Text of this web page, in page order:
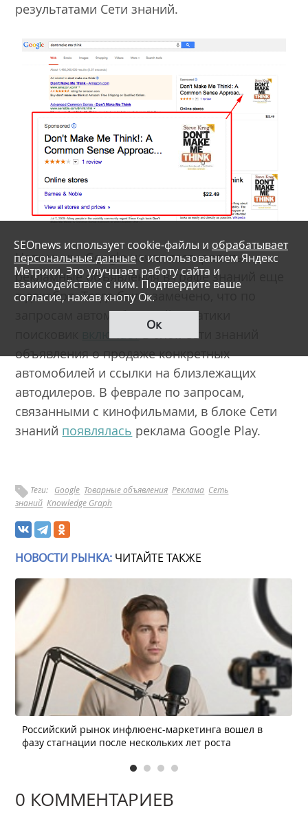
результатами Сети знаний.
Напомним, Google начал тестировать
рекламные объявления в графе знаний еще
в декабре. Тогда было замечено, что по
запросам автомобильной тематики
в блок Сети знаний
объявления о продаже конкретных
автомобилей и ссылки на близлежащих
автодилеров. В феврале по запросам,
связанными с кинофильмами, в блоке Сети
знаний появлялась реклама Google Play.
Теги: Google Товарные объявления Реклама Сеть
знаний Knowledge Graph
SEOnews использует cookie-файлы и обрабатывает
персональные данные с использованием Яндекс
Метрики. Это улучшает работу сайта и
взаимодействие с ним. Подтвердите ваше
согласие, нажав кнопу Ок.
Ок
НОВОСТИ РЫНКА: ЧИТАЙТЕ ТАКЖЕ
Российский рынок инфлюенс-маркетинга вошел в
фазу стагнации после нескольких лет роста
0 КОММЕНТАРИЕВ